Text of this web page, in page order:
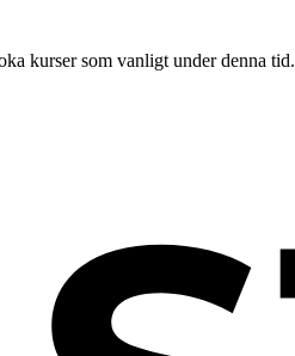
kurser som vanligt under denna tid.